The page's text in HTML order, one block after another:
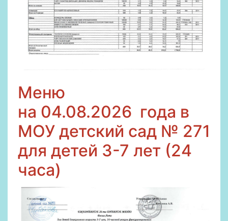
Меню
на 04.08.2026 года в
МОУ детский сад № 271
для детей 3-7 лет (24
часа)